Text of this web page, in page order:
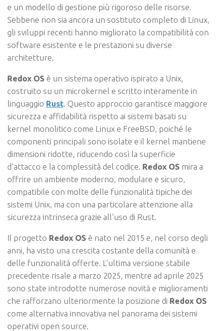
e un modello di gestione più rigoroso delle risorse.
Sebbene non sia ancora un sostituto completo di Linux,
gli sviluppi recenti hanno migliorato la compatibilità con
software esistente e le prestazioni su diverse
architetture.
Redox OS è un sistema operativo ispirato a Unix,
costruito su un microkernel e scritto interamente in
linguaggio Rust. Questo approccio garantisce maggiore
sicurezza e affidabilità rispetto ai sistemi basati su
kernel monolitico come Linux e FreeBSD, poiché le
componenti principali sono isolate e il kernel mantiene
dimensioni ridotte, riducendo così la superficie
d’attacco e la complessità del codice. Redox OS mira a
offrire un ambiente moderno, modulare e sicuro,
compatibile con molte delle funzionalità tipiche dei
sistemi Unix, ma con una particolare attenzione alla
sicurezza intrinseca grazie all’uso di Rust.
Il progetto Redox OS è nato nel 2015 e, nel corso degli
anni, ha visto una crescita costante della comunità e
delle funzionalità offerte. L’ultima versione stabile
precedente risale a marzo 2025, mentre ad aprile 2025
sono state introdotte numerose novità e miglioramenti
che rafforzano ulteriormente la posizione di Redox OS
come alternativa innovativa nel panorama dei sistemi
operativi open source.